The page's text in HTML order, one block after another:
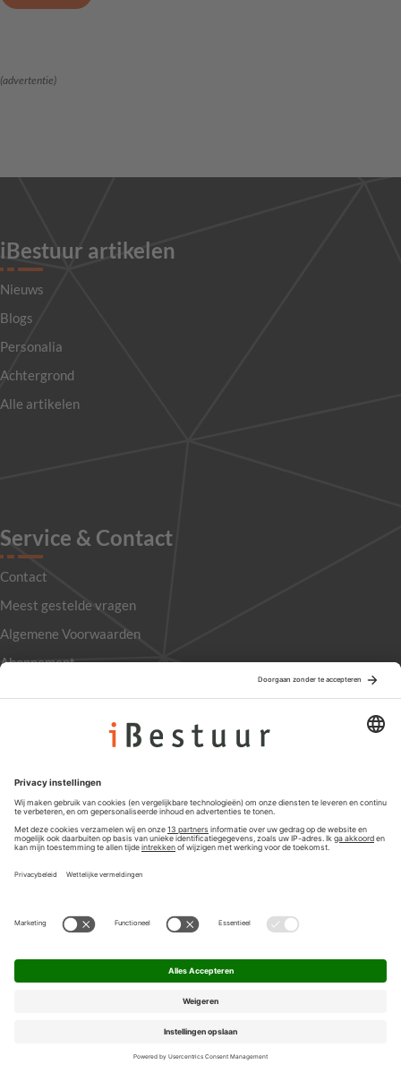
(advertentie)
iBestuur artikelen
Nieuws
Blogs
Personalia
Achtergrond
Alle artikelen
Service & Contact
Contact
Meest gestelde vragen
Algemene Voorwaarden
Abonnement
Privacyinstellingen